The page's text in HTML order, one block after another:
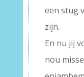
een stug
zijn.
En nu jij
nou